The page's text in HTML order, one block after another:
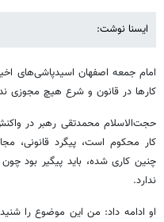
ایسنا نوشت:
امام جمعه اصفهان اسیدپاشی‌های
کارها در قانون و شرع هیچ مجوزی
حجت‌الاسلام محمدتقی رهبر در
کار محکوم است، پیگرد قانونی،
چنین کاری شده، باید پیگیر بود
ندارد.
او ادامه داد: من این موضوع را